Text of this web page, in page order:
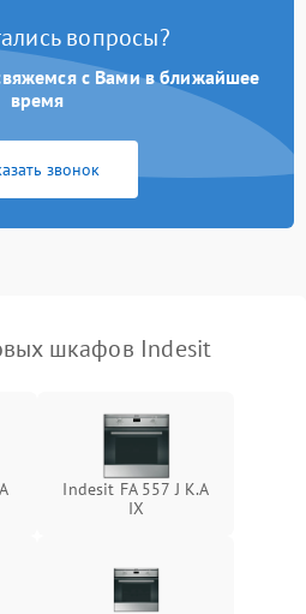
вопросы?
с Вами в ближайшее
время
звонок
шкафов Indesit
Indesit FA 557 J K.A
IX